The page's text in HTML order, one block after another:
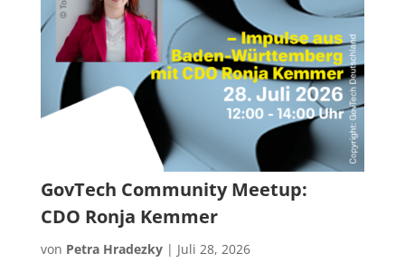
GovTech Community Meetup:
CDO Ronja Kemmer
von Petra Hradezky| Juli 28, 2026